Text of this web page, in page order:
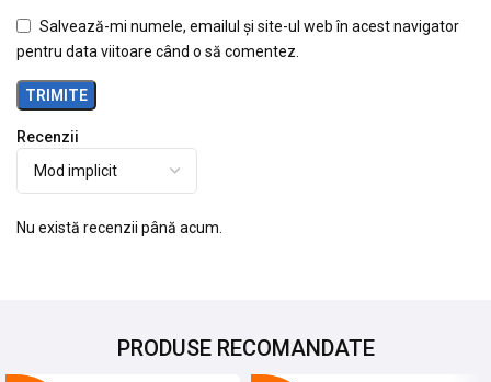
Recenzii
Nu există recenzii până acum.
Salvează-mi numele, emailul și site-ul web în acest navigator
pentru data viitoare când o să comentez.
PRODUSE RECOMANDATE